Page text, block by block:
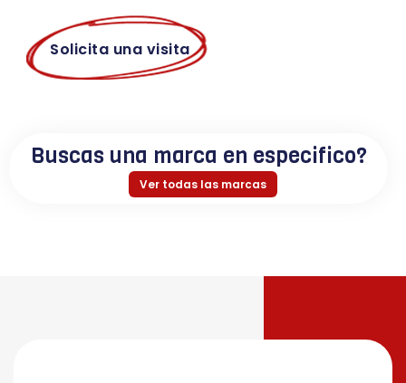
Solicita una visita
Buscas una marca en especifico?
Ver todas las marcas